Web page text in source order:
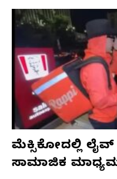
ಮೆಕ್ಸಿಕೋದಲ್ಲಿ ಲೈವ್
ಸಾಮಾಜಿಕ